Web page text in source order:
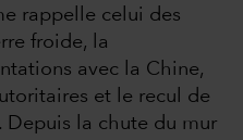
rappelle celui des
froide, la
avec la Chine,
et le recul de
Depuis la chute du mur